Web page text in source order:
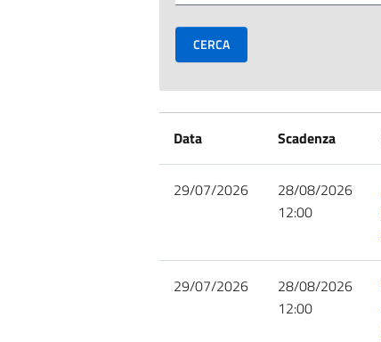
Data Scadenza
29/07/2026
28/08/2026
12:00
29/07/2026
28/08/2026
12:00